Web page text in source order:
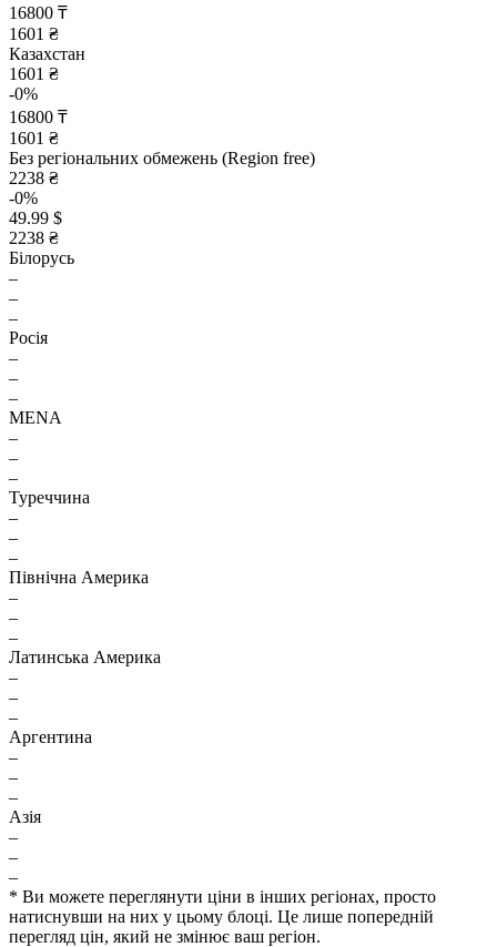
16800 ₸
1601 ₴
Казахстан
1601 ₴
-0%
16800 ₸
1601 ₴
Без регіональних обмежень (Region free)
2238 ₴
-0%
49.99 $
2238 ₴
Білорусь
–
–
–
Росія
–
–
–
MENA
–
–
–
Туреччина
–
–
–
Північна Америка
–
–
–
Латинська Америка
–
–
–
Аргентина
–
–
–
Азія
–
–
–
* Ви можете переглянути ціни в інших регіонах, просто
натиснувши на них у цьому блоці. Це лише попередній
перегляд цін, який не змінює ваш регіон.